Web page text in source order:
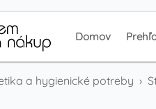
Domov
a hygienické potreby ›